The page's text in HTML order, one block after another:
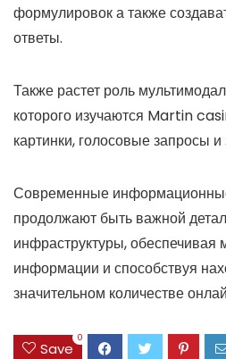
формулировок а также
ответы.
Также растет роль
которого изучаются Martin
картинки, голосовые запросы
Современные
продолжают быть важной
инфраструктуры, обеспечивая
информации и способствуя
значительном количестве
Save
0